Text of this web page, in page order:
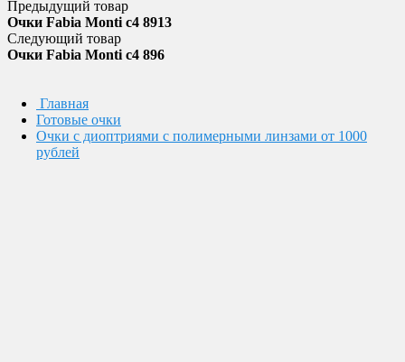
Предыдущий товар
Очки Fabia Monti c4 8913
Следующий товар
Очки Fabia Monti c4 896
Главная
Готовые очки
Очки с диоптриями с полимерными линзами от 1000
рублей